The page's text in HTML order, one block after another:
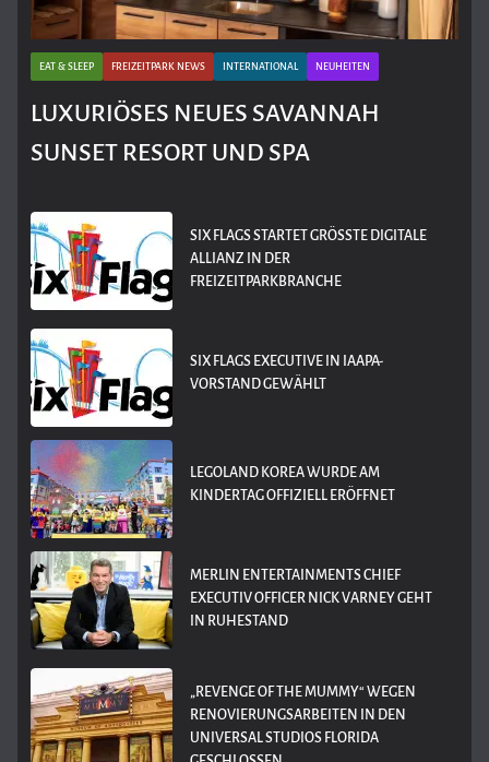
EAT & SLEEP FREIZEITPARK NEWS INTERNATIONAL NEUHEITEN
LUXURIÖSES NEUES SAVANNAH
SUNSET RESORT UND SPA
SIX FLAGS STARTET GRÖSSTE DIGITALE A
LLIANZ IN DER F
REIZEITPARKBRANCHE
SIX FLAGS EXECUTIVE IN IAAPA-
VORSTAND GEWÄHLT
LEGOLAND KOREA WURDE AM
KINDERTAG OFFIZIELL ERÖFFNET
MERLIN ENTERTAINMENTS CHIEF
EXECUTIV OFFICER NICK VARNEY GEHT
IN RUHESTAND
„REVENGE OF THE MUMMY“ WEGEN
RENOVIERUNGSARBEITEN IN DEN
UNIVERSAL STUDIOS FLORIDA